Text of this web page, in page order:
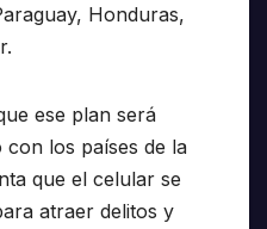
Honduras,
ese plan será
los países de la
que el celular se
atraer delitos y